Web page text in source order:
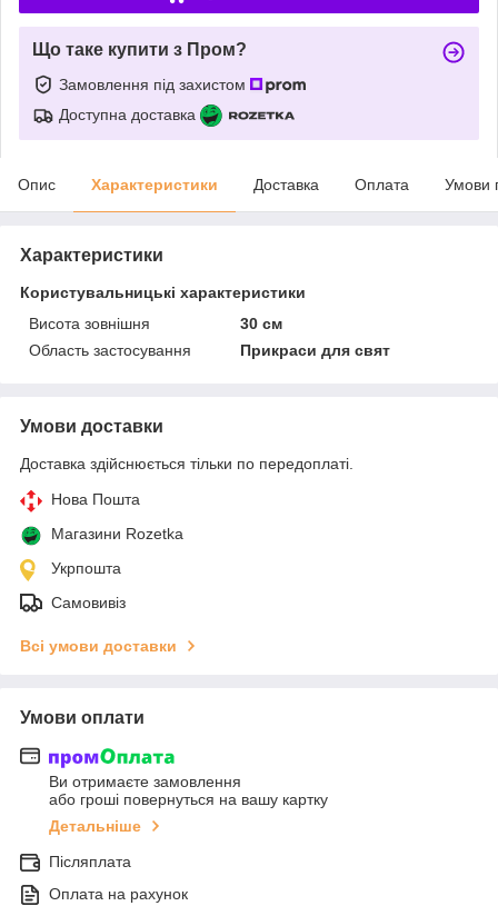
Що таке купити з Пром?
Замовлення під захистом
Доступна доставка
Опис Характеристики Доставка Оплата Умови
Характеристики
Користувальницькі характеристики
Висота зовнішня
30 см
Область застосування
Прикраси для свят
Умови доставки
Доставка здійснюється тільки по передоплаті.
Нова Пошта
Магазини Rozetka
Укрпошта
Самовивіз
Всі умови доставки
Умови оплати
Ви отримаєте замовлення
або гроші повернуться на вашу картку
Детальніше
Післяплата
Оплата на рахунок